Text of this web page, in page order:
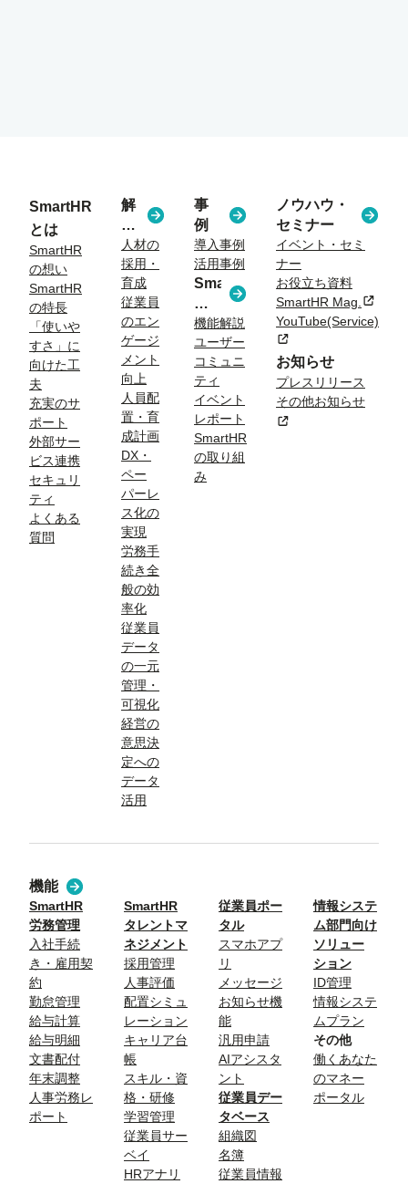
SmartHR
とは
SmartHR
の想い
SmartHR
の特長
「使いや
すさ」に
向けた工
夫
充実のサ
ポート
外部サー
ビス連携
セキュリ
ティ
よくある
質問
解
決
す
る
課
題
人材の
採用・
育成
従業員
のエン
ゲージ
メント
向上
人員配
置・育
成計画
DX・
ペー
パーレ
ス化の
実現
労務手
続き全
般の効
率化
従業員
データ
の一元
管理・
可視化
経営の
意思決
定への
データ
活用
事
例
導入事例
活用事例
SmartHR
コ
ラ
ム
機能解説
ユーザー
コミュニ
ティ
イベント
レポート
SmartHR
の取り組
み
ノウハウ・
セミナー
イベント・セミ
ナー
お役立ち資料
SmartHR Mag. 新規タ
YouTube(Service)
新規タブまたはウィン
お知らせ
プレスリリース
その他お知らせ
新規タブまたはウィン
機能
SmartHR
労務管理
入社手続
き・雇用契
約
勤怠管理
給与計算
給与明細
文書配付
年末調整
人事労務レ
ポート
SmartHR
タレントマ
ネジメント
採用管理
人事評価
配置シミュ
レーション
キャリア台
帳
スキル・資
格・研修
学習管理
従業員サー
ベイ
HRアナリ
従業員ポー
タル
スマホアプ
リ
メッセージ
お知らせ機
能
汎用申請
AIアシスタ
ント
従業員デー
タベース
組織図
名簿
従業員情報
情報システ
ム部門向け
ソリュー
ション
ID管理
情報システ
ムプラン
その他
働くあなた
のマネー
ポータル